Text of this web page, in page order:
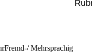
Fremd-/ Mehrsprachig